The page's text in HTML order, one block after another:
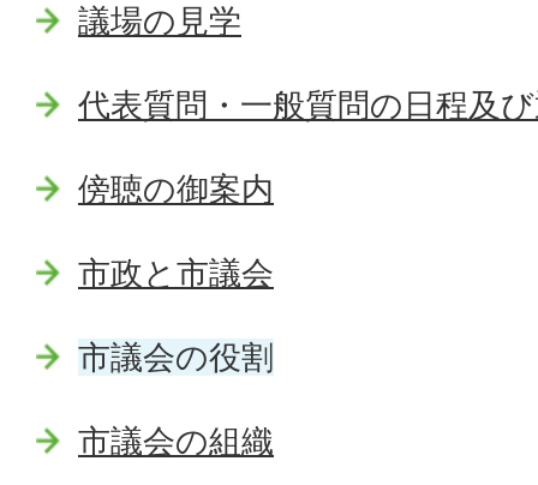
議場の見学
代表質問・一般質問の日程及
傍聴の御案内
市政と市議会
市議会の役割
市議会の組織